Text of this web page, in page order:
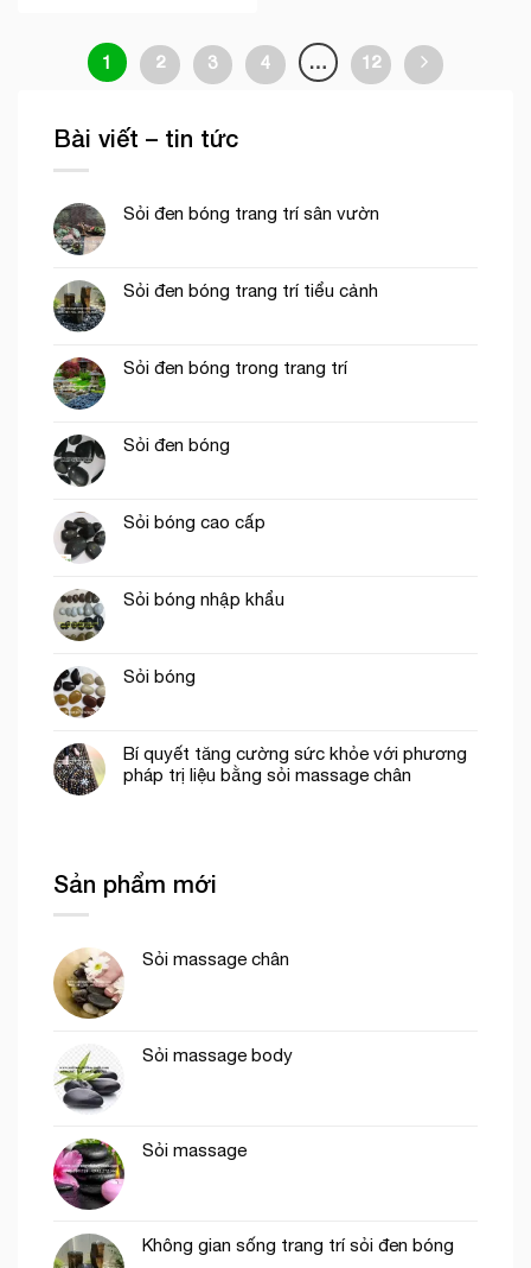
1 2 3 4 … 12
Bài viết – tin tức
Sỏi đen bóng trang trí sân vườn
Sỏi đen bóng trang trí tiểu cảnh
Sỏi đen bóng trong trang trí
Sỏi đen bóng
Sỏi bóng cao cấp
Sỏi bóng nhập khẩu
Sỏi bóng
Bí quyết tăng cường sức khỏe với phương
pháp trị liệu bằng sỏi massage chân
Sản phẩm mới
Sỏi massage chân
Sỏi massage body
Sỏi massage
Không gian sống trang trí sỏi đen bóng